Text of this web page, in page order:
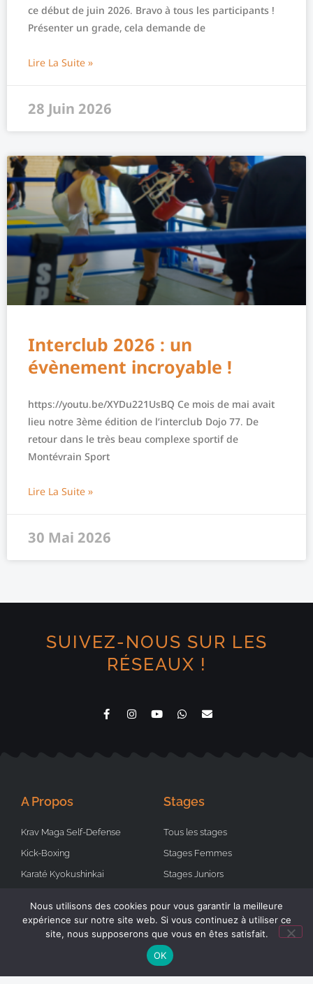
ce début de juin 2026. Bravo à tous les participants !
Présenter un grade, cela demande de
Lire La Suite »
28 Juin 2026
Interclub 2026 : un
évènement incroyable !
https://youtu.be/XYDu221UsBQ Ce mois de mai avait
lieu notre 3ème édition de l’interclub Dojo 77. De
retour dans le très beau complexe sportif de
Montévrain Sport
Lire La Suite »
30 Mai 2026
SUIVEZ-NOUS SUR LES
RÉSEAUX !
A Propos
Krav Maga Self-Defense
Kick-Boxing
Karaté Kyokushinkai
Demander un cours particulier
Stages
Tous les stages
Stages Femmes
Stages Juniors
Demander un stage
Réseaux Sociaux Liens Utiles
Nous utilisons des cookies pour vous garantir la meilleure
expérience sur notre site web. Si vous continuez à utiliser ce
site, nous supposerons que vous en êtes satisfait.
OK